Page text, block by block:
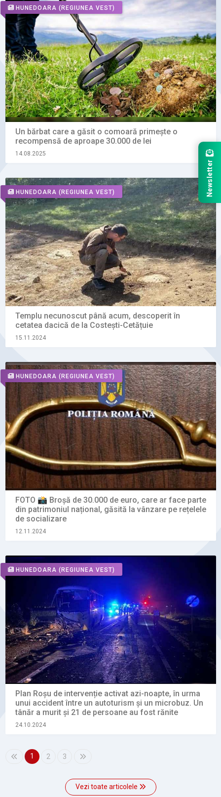
HUNEDOARA (REGIUNEA VEST)
Un bărbat care a găsit o comoară primește o
recompensă de aproape 30.000 de lei
14.08.2025
HUNEDOARA (REGIUNEA VEST)
Templu necunoscut până acum, descoperit în
cetatea dacică de la Costești-Cetățuie
15.11.2024
HUNEDOARA (REGIUNEA VEST)
FOTO 📸 Broșă de 30.000 de euro, care ar face parte
din patrimoniul național, găsită la vânzare pe rețelele
de socializare
12.11.2024
HUNEDOARA (REGIUNEA VEST)
Plan Roșu de intervenție activat azi-noapte, în urma
unui accident între un autoturism și un microbuz. Un
tânăr a murit și 21 de persoane au fost rănite
24.10.2024
1 2 3
Vezi toate articolele
Newsletter